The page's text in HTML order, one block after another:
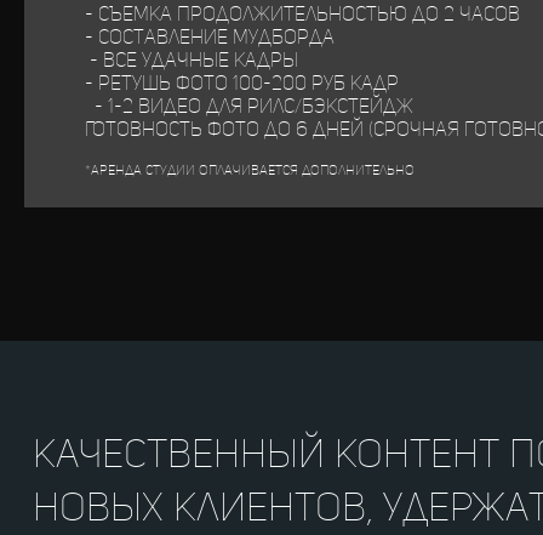
- Съемка продолжительностью до 2 часов
- составление
- Все удачные кадры
- ретушь фото 100-200
- 1-2 видео для рилс/бэкстейдж
Готовность фото до 6 дней (срочная
*аренда студии оплачивается дополнительно
Качественный контент
новых клиентов,